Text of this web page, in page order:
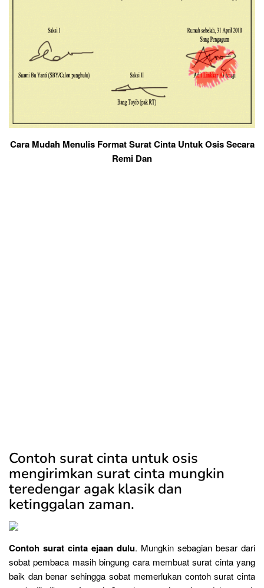
Cara Mudah Menulis Format Surat Cinta Untuk Osis Secara
Remi Dan
Contoh surat cinta untuk osis
mengirimkan surat cinta mungkin
teredengar agak klasik dan
ketinggalan zaman.
Contoh surat cinta ejaan dulu. Mungkin sebagian besar dari
sobat pembaca masih bingung cara membuat surat cinta yang
baik dan benar sehingga sobat memerlukan contoh surat cinta